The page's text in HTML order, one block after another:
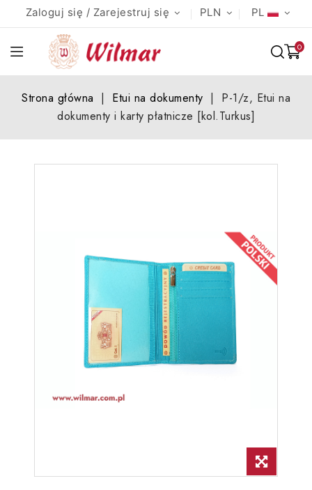
PL
PLN
Zaloguj się / Zarejestruj się
0
Strona główna Etui na dokumenty
P-1/z, Etui na
dokumenty i karty płatnicze [kol.Turkus]